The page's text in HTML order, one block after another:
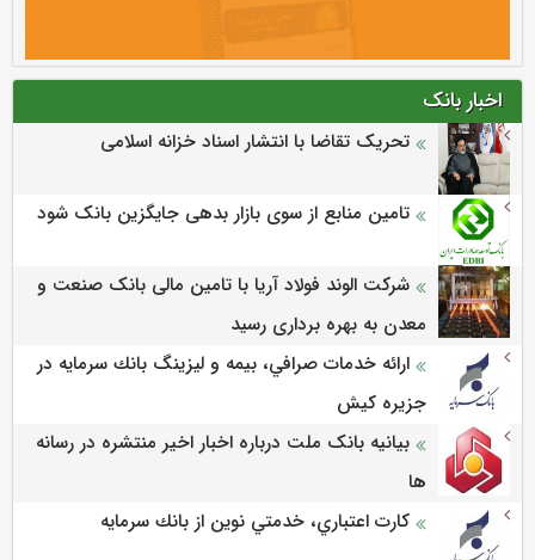
اخبار بانک
تحریک تقاضا با انتشار اسناد خزانه اسلامی
تامین منابع از سوی بازار بدهی جایگزین بانک شود
شرکت الوند فولاد آریا با تامین مالی بانک صنعت و
معدن به بهره برداری رسید
ارائه خدمات صرافي، بيمه و ليزينگ بانك سرمايه در
جزيره كيش
بیانیه بانک ملت درباره اخبار اخیر منتشره در رسانه
ها
كارت اعتباري، خدمتي نوين از بانك سرمايه